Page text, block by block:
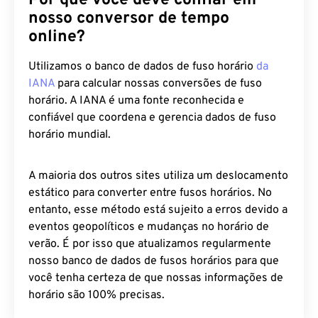
nosso conversor de tempo
online?
Utilizamos o banco de dados de fuso horário da
IANA para calcular nossas conversões de fuso
horário. A IANA é uma fonte reconhecida e
confiável que coordena e gerencia dados de fuso
horário mundial.
A maioria dos outros sites utiliza um deslocamento
estático para converter entre fusos horários. No
entanto, esse método está sujeito a erros devido a
eventos geopolíticos e mudanças no horário de
verão. É por isso que atualizamos regularmente
nosso banco de dados de fusos horários para que
você tenha certeza de que nossas informações de
horário são 100% precisas.